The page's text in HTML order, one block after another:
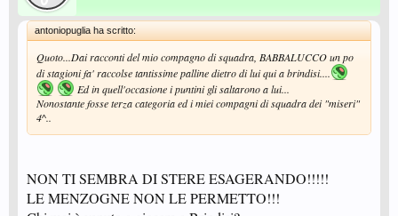
antoniopuglia ha scritto:
Quoto...Dai racconti del mio compagno di squadra, BABBALUCCO un po
di stagioni fa' raccolse tantissime palline dietro di lui qui a brindisi....
Ed in quell'occasione i puntini gli saltarono a lui...
Nonostante fosse terza categoria ed i miei compagni di squadra dei "miseri"
4^..
NON TI SEMBRA DI STERE ESAGERANDO!!!!!
LE MENZOGNE NON LE PERMETTO!!!